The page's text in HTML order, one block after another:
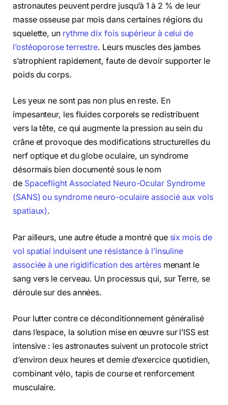
astronautes peuvent perdre jusqu’à 1 à 2 % de leur
masse osseuse par mois dans certaines régions du
squelette, un rythme dix fois supérieur à celui de
l’ostéoporose terrestre. Leurs muscles des jambes
s’atrophient rapidement, faute de devoir supporter le
poids du corps.
Les yeux ne sont pas non plus en reste. En
impesanteur, les fluides corporels se redistribuent
vers la tête, ce qui augmente la pression au sein du
crâne et provoque des modifications structurelles du
nerf optique et du globe oculaire, un syndrome
désormais bien documenté sous le nom
de Spaceflight Associated Neuro-Ocular Syndrome
(SANS) ou syndrome neuro-oculaire associé aux vols
spatiaux).
Par ailleurs, une autre étude a montré que six mois de
vol spatial induisent une résistance à l’insuline
associée à une rigidification des artèresmenant le
sang vers le cerveau. Un processus qui, sur Terre, se
déroule sur des années.
Pour lutter contre ce déconditionnement généralisé
dans l’espace, la solution mise en œuvre sur l’ISS est
intensive : les astronautes suivent un protocole strict
d’environ deux heures et demie d’exercice quotidien,
combinant vélo, tapis de course et renforcement
musculaire.